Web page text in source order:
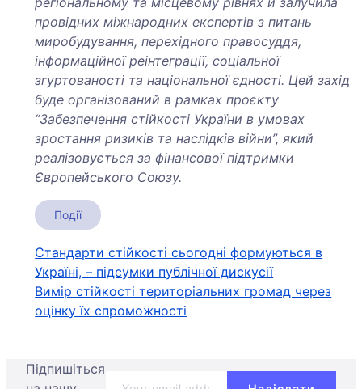
провідних міжнародних експертів з питань
миробудування, перехідного правосуддя,
інформаційної реінтеграції, соціальної
згуртованості та національної єдності. Цей захід
буде організований в рамках проєкту
“Забезпечення стійкості України в умовах
зростання ризиків та наслідків війни”, який
реалізовується за фінансової підтримки
Європейського Союзу.
Події
Навігація
записів
Стандарти стійкості сьогодні формуються в
Україні, – підсумки публічної дискусії
Вимір стійкості територіальних громад через
оцінку їх спроможності
Підпишіться